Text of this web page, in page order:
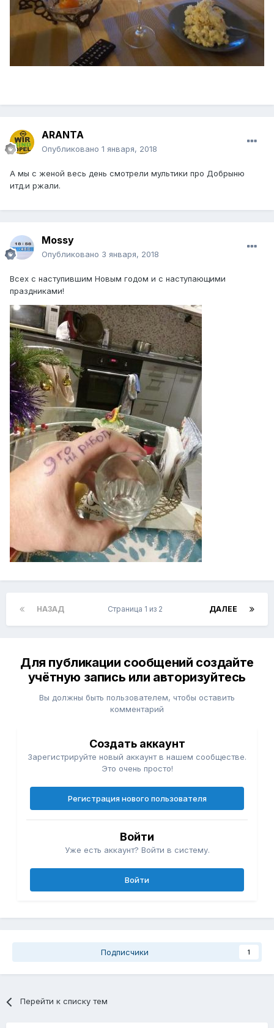
ARANTA
Опубликовано 1 января, 2018
А мы с женой весь день смотрели мультики про Добрыню
итд.и ржали.
Mossy
Опубликовано 3 января, 2018
Всех с наступившим Новым годом и с наступающими
праздниками!
НАЗАД ДАЛЕЕ
Страница 1 из 2
Для публикации сообщений создайте
учётную запись или авторизуйтесь
Вы должны быть пользователем, чтобы оставить
комментарий
Создать аккаунт
Зарегистрируйте новый аккаунт в нашем сообществе.
Это очень просто!
Регистрация нового пользователя
Войти
Уже есть аккаунт? Войти в систему.
Войти
Подписчики 1
Перейти к списку тем